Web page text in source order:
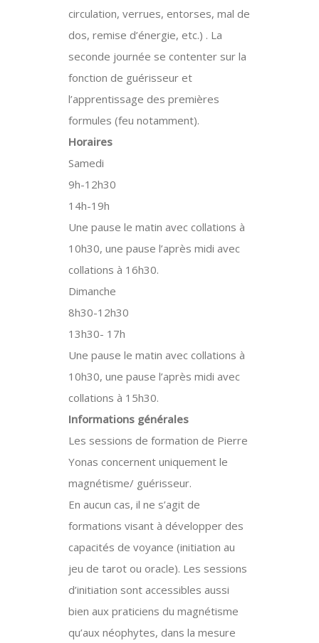
circulation, verrues, entorses, mal de
dos, remise d’énergie, etc.) . La
seconde journée se contenter sur la
fonction de guérisseur et
l’apprentissage des premières
formules (feu notamment).
Horaires
Samedi
9h-12h30
14h-19h
Une pause le matin avec collations à
10h30, une pause l’après midi avec
collations à 16h30.
Dimanche
8h30-12h30
13h30- 17h
Une pause le matin avec collations à
10h30, une pause l’après midi avec
collations à 15h30.
Informations générales
Les sessions de formation de Pierre
Yonas concernent uniquement le
magnétisme/ guérisseur.
En aucun cas, il ne s’agit de
formations visant à développer des
capacités de voyance (initiation au
jeu de tarot ou oracle). Les sessions
d’initiation sont accessibles aussi
bien aux praticiens du magnétisme
qu’aux néophytes, dans la mesure